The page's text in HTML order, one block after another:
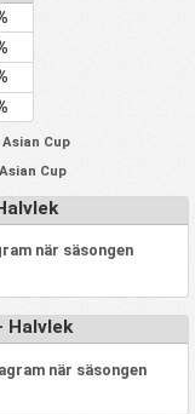
Cup
Cup
när säsongen
Halvlek
när säsongen